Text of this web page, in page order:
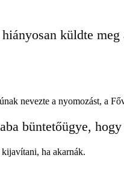
küldte
nevezte a nyomozást, a
büntetőügye,
ha akarnák.